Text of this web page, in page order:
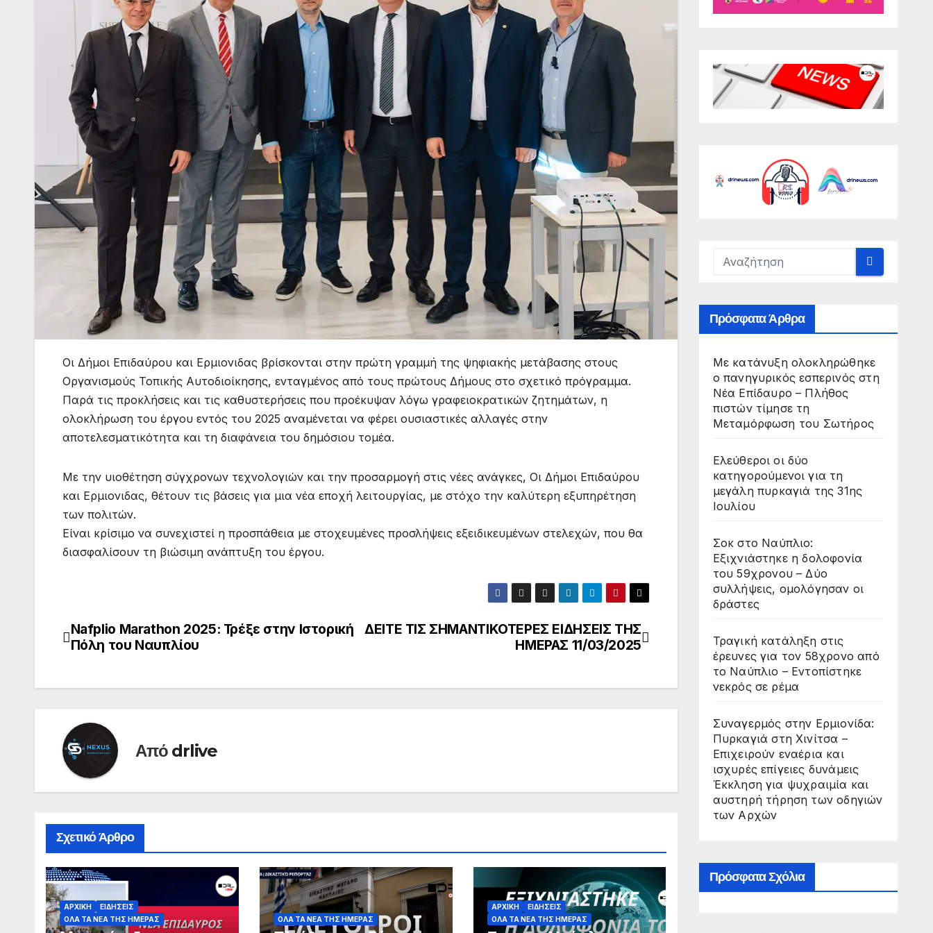
Οι Δήμοι Επιδαύρου και Ερμιονιδας βρίσκονται στην πρώτη γραμμή της ψηφιακής μετάβασης στους
Οργανισμούς Τοπικής Αυτοδιοίκησης, ενταγμένος από τους πρώτους Δήμους στο σχετικό πρόγραμμα.
Παρά τις προκλήσεις και τις καθυστερήσεις που προέκυψαν λόγω γραφειοκρατικών ζητημάτων, η
ολοκλήρωση του έργου εντός του 2025 αναμένεται να φέρει ουσιαστικές αλλαγές στην
αποτελεσματικότητα και τη διαφάνεια του δημόσιου τομέα.
Με την υιοθέτηση σύγχρονων τεχνολογιών και την προσαρμογή στις νέες ανάγκες, Οι Δήμοι Επιδαύρου
και Ερμιονιδας, θέτουν τις βάσεις για μια νέα εποχή λειτουργίας, με στόχο την καλύτερη εξυπηρέτηση
των πολιτών.
Είναι κρίσιμο να συνεχιστεί η προσπάθεια με στοχευμένες προσλήψεις εξειδικευμένων στελεχών, που θα
διασφαλίσουν τη βιώσιμη ανάπτυξη του έργου.
ΔΕΙΤΕ ΤΙΣ ΣΗΜΑΝΤΙΚΟΤΕΡΕΣ ΕΙΔΗΣΕΙΣ ΤΗΣ
ΗΜΕΡΑΣ 11/03/2025
Nafplio Marathon 2025: Τρέξε στην Ιστορική
Πόλη του Ναυπλίου
Από drlive
Σχετικό Άρθρο
ΑΡΧΙΚΗ
ΕΙΔΗΣΕΙΣ
ΟΛΑ ΤΑ ΝΕΑ ΤΗΣ ΗΜΕΡΑΣ
ΟΛΑ ΤΑ ΝΕΑ ΤΗΣ ΗΜΕΡΑΣ
ΑΡΧΙΚΗ
ΕΙΔΗΣΕΙΣ
ΟΛΑ ΤΑ ΝΕΑ ΤΗΣ ΗΜΕΡΑΣ
Πρόσφατα Άρθρα
Με κατάνυξη ολοκληρώθηκε
ο πανηγυρικός εσπερινός στη
Νέα Επίδαυρο – Πλήθος
πιστών τίμησε τη
Μεταμόρφωση του Σωτήρος
Ελεύθεροι οι δύο
κατηγορούμενοι για τη
μεγάλη πυρκαγιά της 31ης
Ιουλίου
Σοκ στο Ναύπλιο:
Εξιχνιάστηκε η δολοφονία
του 59χρονου – Δύο
συλλήψεις, ομολόγησαν οι
δράστες
Τραγική κατάληξη στις
έρευνες για τον 58χρονο από
το Ναύπλιο – Εντοπίστηκε
νεκρός σε ρέμα
Συναγερμός στην Ερμιονίδα:
Πυρκαγιά στη Χινίτσα –
Επιχειρούν εναέρια και
ισχυρές επίγειες δυνάμεις
Έκκληση για ψυχραιμία και
αυστηρή τήρηση των οδηγιών
των Αρχών
Πρόσφατα Σχόλια